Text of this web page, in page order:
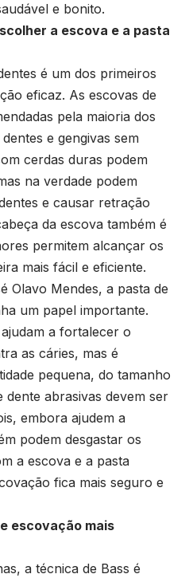
e bonito.
a escova e a pasta
é um dos primeiros
eficaz. As escovas de
pela maioria dos
e gengivas sem
cerdas duras podem
na verdade podem
e causar retração
da escova também é
permitem alcançar os
mais fácil e eficiente.
Olavo Mendes, a pasta de
um papel importante.
a fortalecer o
as cáries, mas é
pequena, do tamanho
dente abrasivas devem ser
embora ajudem a
podem desgastar os
a escova e a pasta
fica mais seguro e
escovação mais
a técnica de Bass é